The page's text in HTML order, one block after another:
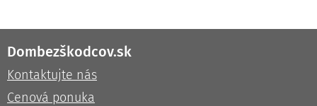
Dombezškodcov.sk
Kontaktujte nás
Cenová ponuka